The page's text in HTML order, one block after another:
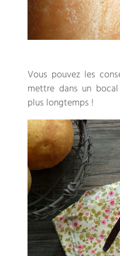
Vous pouvez les
mettre dans un
plus longtemps !